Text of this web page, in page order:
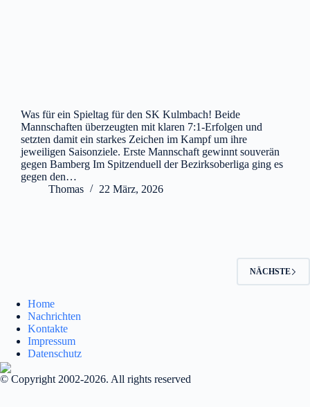
Was für ein Spieltag für den SK Kulmbach! Beide
Mannschaften überzeugten mit klaren 7:1-Erfolgen und
setzten damit ein starkes Zeichen im Kampf um ihre
jeweiligen Saisonziele. Erste Mannschaft gewinnt souverän
gegen Bamberg Im Spitzenduell der Bezirksoberliga ging es
gegen den…
Thomas
22 März, 2026
NÄCHSTE
Home
Nachrichten
Kontakte
Impressum
Datenschutz
© Copyright 2002-2026. All rights reserved